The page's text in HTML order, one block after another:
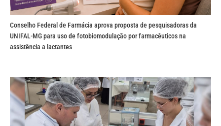
Conselho Federal de Farmácia aprova proposta de pesquisadoras da
UNIFAL-MG para uso de fotobiomodulação por farmacêuticos na
assistência a lactantes